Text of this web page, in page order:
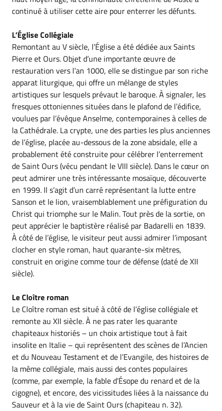
continué à utiliser cette aire pour enterrer les défunts.
L’Église Collégiale
Remontant au V siècle, l’Église a été dédiée aux Saints
Pierre et Ours. Objet d’une importante œuvre de
restauration vers l’an 1000, elle se distingue par son riche
apparat liturgique, qui offre un mélange de styles
artistiques sur lesquels prévaut le baroque. À signaler, les
fresques ottoniennes situées dans le plafond de l’édifice,
voulues par l’évêque Anselme, contemporaines à celles de
la Cathédrale. La crypte, une des parties les plus anciennes
de l’église, placée au-dessous de la zone absidale, elle a
probablement été construite pour célébrer l’enterrement
de Saint Ours (vécu pendant le VIII siècle). Dans le cœur on
peut admirer une très intéressante mosaïque, découverte
en 1999. Il s’agit d’un carré représentant la lutte entre
Sanson et le lion, vraisemblablement une préfiguration du
Christ qui triomphe sur le Malin. Tout près de la sortie, on
peut apprécier le baptistère réalisé par Badarelli en 1839.
À côté de l’église, le visiteur peut aussi admirer l’imposant
clocher en style roman, haut quarante-six mètres,
construit en origine comme tour de défense (daté de XII
siècle).
Le Cloître roman
Le Cloître roman est situé à côté de l’église collégiale et
remonte au XII siècle. À ne pas rater les quarante
chapiteaux historiés – un choix artistique tout à fait
insolite en Italie – qui représentent des scènes de l’Ancien
et du Nouveau Testament et de l’Evangile, des histoires de
la même collégiale, mais aussi des contes populaires
(comme, par exemple, la fable d’Ésope du renard et de la
cigogne), et encore, des vicissitudes liées à la naissance du
Sauveur et à la vie de Saint Ours (chapiteau n. 32).